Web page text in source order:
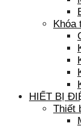
Khóa
HIẾT BỊ
Thiết